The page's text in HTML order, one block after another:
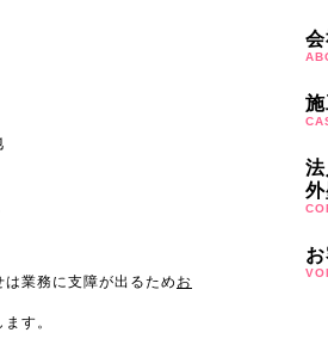
業務に支障が出るため お
す。